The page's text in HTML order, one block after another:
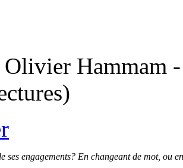
Hammam
ses engagements? En changeant de mot, ou